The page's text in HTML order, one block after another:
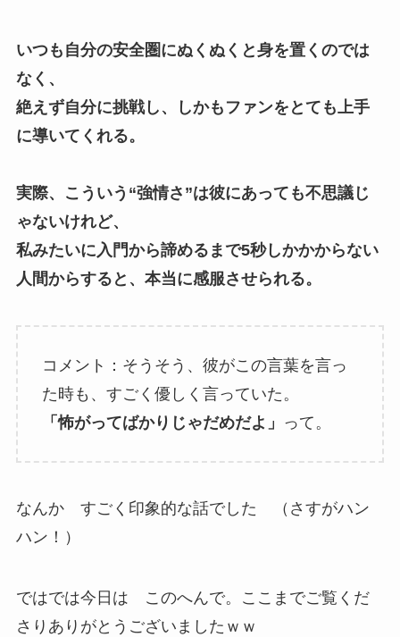
いつも自分の安全圏にぬくぬくと身を置くのでは
なく、
絶えず自分に挑戦し、しかもファンをとても上手
に導いてくれる。
実際、こういう“強情さ”は彼にあっても不思議じ
ゃないけれど、
私みたいに入門から諦めるまで5秒しかかからない
人間からすると、本当に感服させられる。
コメント：そうそう、彼がこの言葉を言っ
た時も、すごく優しく言っていた。
「怖がってばかりじゃだめだよ」 って。
なんか すごく印象的な話でした （さすがハン
ハン！）
ではでは今日は このへんで。ここまでご覧くだ
さりありがとうございましたｗｗ